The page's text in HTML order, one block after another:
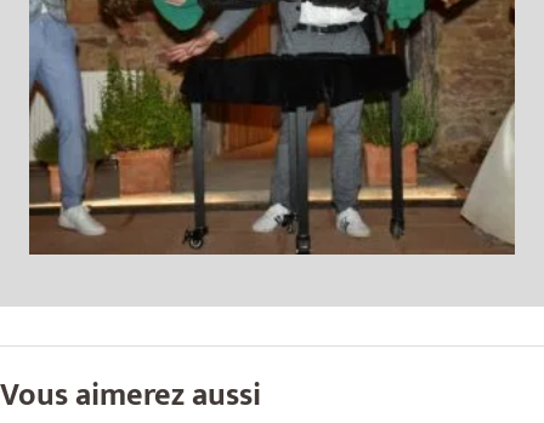
Vous aimerez aussi